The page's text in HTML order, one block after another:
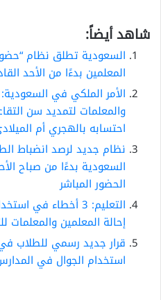
شاهد أيضاً:
السعودية تطلق نظام
المعلمين بدءًا من الأحد
الأمر الملكي في
احتسابه بالهجري أم
نظام جديد لرصد انضباط
السعودية بدءًا من صباح
الحضور المباشر
التعليم: 3 أخطاء
إحالة المعلمين والمعلمات
قرار جديد رسمي للطلاب
استخدام الجوال في